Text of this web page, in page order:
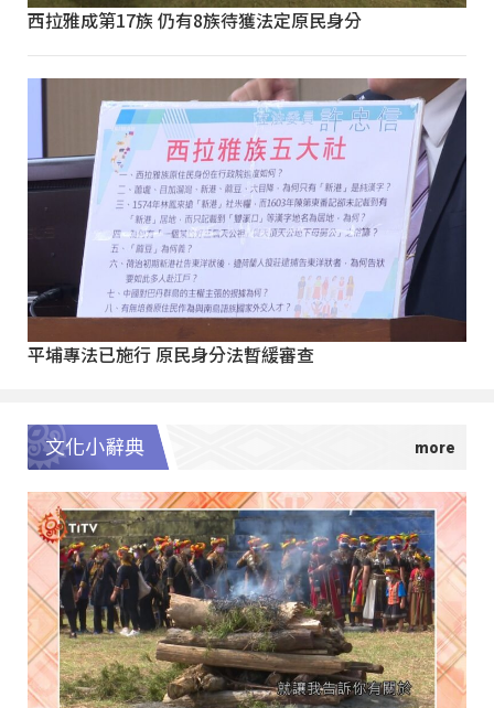
西拉雅成第17族 仍有8族待獲法定原民身分
平埔專法已施行 原民身分法暫緩審查
文化小辭典